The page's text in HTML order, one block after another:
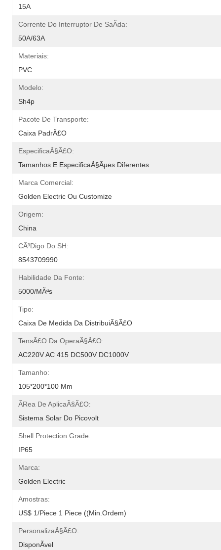
15A
Corrente Do Interruptor De SaÃ­da:
50A/63A
Materiais:
PVC
Modelo:
Sh4p
Pacote De Transporte:
Caixa PadrÃ£o
EspecificaÃ§Ã£o:
Tamanhos E EspecificaÃ§Ãµes Diferentes
Marca Comercial:
Golden Electric Ou Customize
Origem:
China
CÃ³digo Do SH:
8543709990
Habilidade Da Fonte:
5000/mÃªs
Tipo:
Caixa De Medida Da DistribuiÃ§Ã£o
TensÃ£o Da OperaÃ§Ã£o:
AC220V AC 415 DC500V DC1000V
Tamanho:
105*200*100 Mm
Ãrea De AplicaÃ§Ã£o:
Sistema Solar Do Picovolt
Shell Protection Grade:
IP65
Marca:
Golden Electric
Amostras:
US$ 1/Piece 1 Piece ((Min.Ordem)
PersonalizaÃ§Ã£o:
DisponÃ­vel